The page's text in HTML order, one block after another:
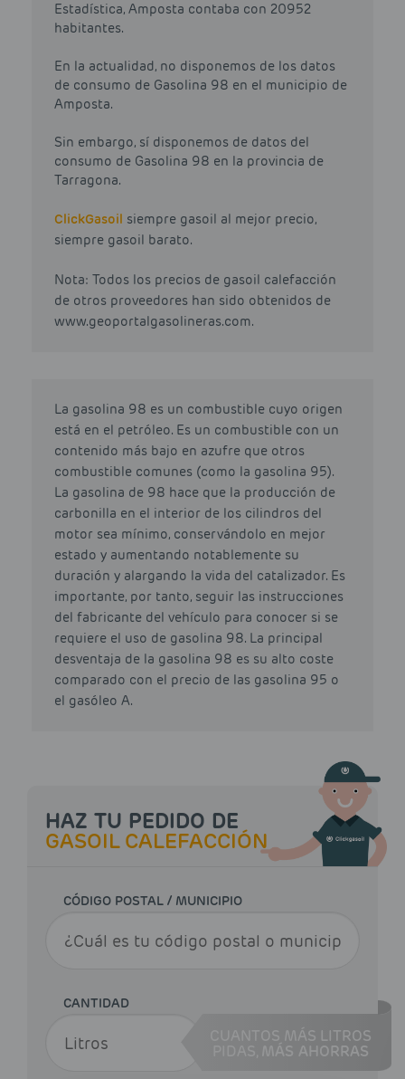
Estadística, Amposta contaba con 20952
habitantes.
En la actualidad, no disponemos de los datos
de consumo de Gasolina 98 en el municipio de
Amposta.
Sin embargo, sí disponemos de datos del
consumo de Gasolina 98 en la provincia de
Tarragona.
ClickGasoil siempre gasoil al mejor precio,
siempre gasoil barato.
Nota: Todos los precios de gasoil calefacción
de otros proveedores han sido obtenidos de
www.geoportalgasolineras.com.
La gasolina 98 es un combustible cuyo origen
está en el petróleo. Es un combustible con un
contenido más bajo en azufre que otros
combustible comunes (como la gasolina 95).
La gasolina de 98 hace que la producción de
carbonilla en el interior de los cilindros del
motor sea mínimo, conservándolo en mejor
estado y aumentando notablemente su
duración y alargando la vida del catalizador. Es
importante, por tanto, seguir las instrucciones
del fabricante del vehículo para conocer si se
requiere el uso de gasolina 98. La principal
desventaja de la gasolina 98 es su alto coste
comparado con el precio de las gasolina 95 o
el gasóleo A.
HAZ TU PEDIDO DE
GASOIL CALEFACCIÓN
CÓDIGO POSTAL / MUNICIPIO
CANTIDAD
CUANTOS MÁS LITROS
MÁS AHORRAS